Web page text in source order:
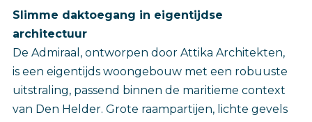
Slimme daktoegang in eigentijdse
architectuur
De Admiraal, ontworpen door Attika Architekten,
is een eigentijds woongebouw met een robuuste
uitstraling, passend binnen de maritieme context
van Den Helder. Grote raampartijen, lichte gevels